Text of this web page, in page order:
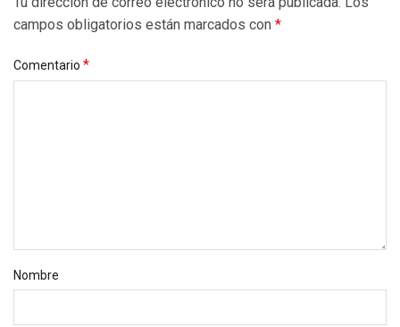
campos obligatorios están marcados con *
Comentario *
Nombre